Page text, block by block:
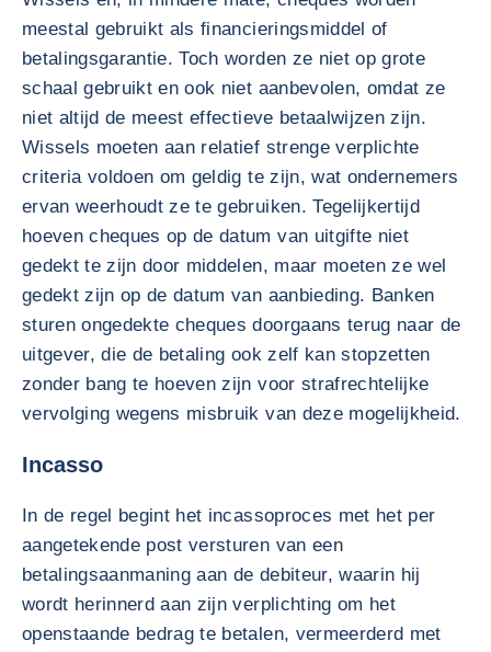
meestal gebruikt als financieringsmiddel of
betalingsgarantie. Toch worden ze niet op grote
schaal gebruikt en ook niet aanbevolen, omdat ze
niet altijd de meest effectieve betaalwijzen zijn.
Wissels moeten aan relatief strenge verplichte
criteria voldoen om geldig te zijn, wat ondernemers
ervan weerhoudt ze te gebruiken. Tegelijkertijd
hoeven cheques op de datum van uitgifte niet
gedekt te zijn door middelen, maar moeten ze wel
gedekt zijn op de datum van aanbieding. Banken
sturen ongedekte cheques doorgaans terug naar de
uitgever, die de betaling ook zelf kan stopzetten
zonder bang te hoeven zijn voor strafrechtelijke
vervolging wegens misbruik van deze mogelijkheid.
Incasso
In de regel begint het incassoproces met het per
aangetekende post versturen van een
betalingsaanmaning aan de debiteur, waarin hij
wordt herinnerd aan zijn verplichting om het
openstaande bedrag te betalen, vermeerderd met